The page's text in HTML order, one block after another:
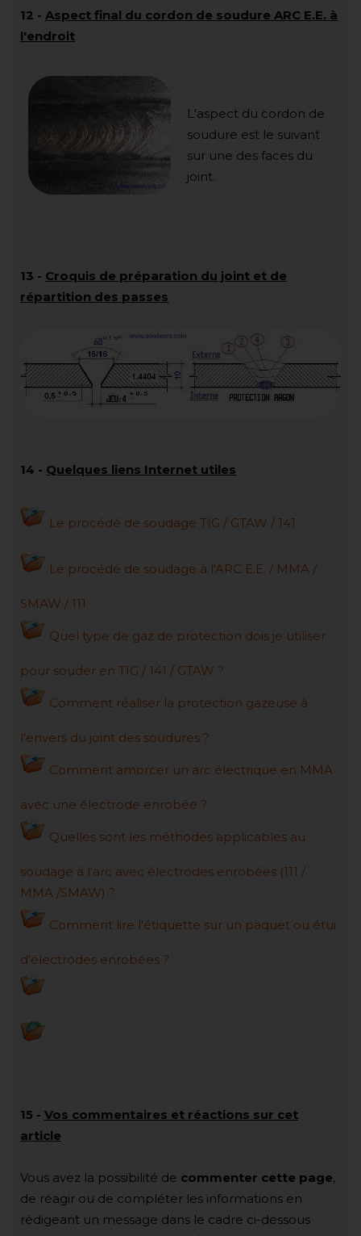
12 - Aspect final du cordon de soudure ARC E.E. à
l'endroit
L'aspect du cordon de
soudure est le suivant
sur une des faces du
joint.
13 - Croquis de préparation du joint et de
répartition des passes
14 - Quelques liens Internet utiles
Le procédé de soudage TIG / GTAW / 141
Le procédé de soudage à l'ARC E.E. / MMA /
SMAW / 111
Quel type de gaz de protection dois je utiliser
pour souder en TIG / 141 / GTAW ?
Comment réaliser la protection gazeuse à
l'envers du joint des soudures ?
Comment amorcer un arc électrique en MMA
avec une électrode enrobée ?
Quelles sont les méthodes applicables au
soudage à l'arc avec électrodes enrobées (111 /
MMA /SMAW) ?
Comment lire l'étiquette sur un paquet ou étui
d'électrodes enrobées ?
15 - Vos commentaires et réactions sur cet
article
Vous avez la possibilité de commenter cette page,
de réagir ou de compléter les informations en
rédigeant un message dans le cadre ci-dessous